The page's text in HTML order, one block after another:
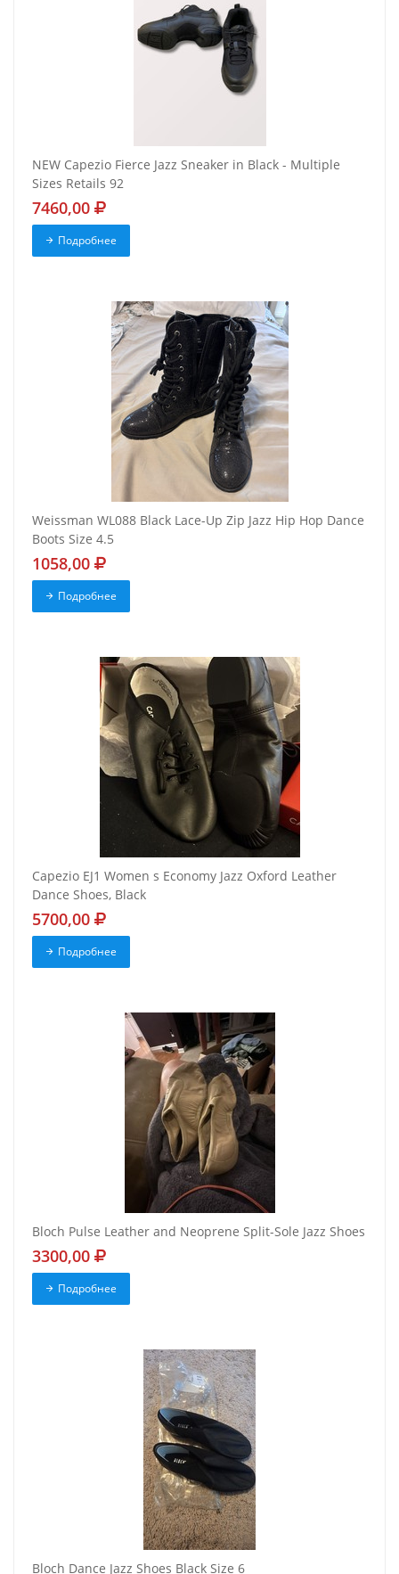
NEW Capezio Fierce Jazz Sneaker in Black - Multiple
Sizes Retails 92
7460,00
Подробнее
Weissman WL088 Black Lace-Up Zip Jazz Hip Hop Dance
Boots Size 4.5
1058,00
Подробнее
Capezio EJ1 Women s Economy Jazz Oxford Leather
Dance Shoes, Black
5700,00
Подробнее
Bloch Pulse Leather and Neoprene Split-Sole Jazz Shoes
3300,00
Подробнее
Bloch Dance Jazz Shoes Black Size 6